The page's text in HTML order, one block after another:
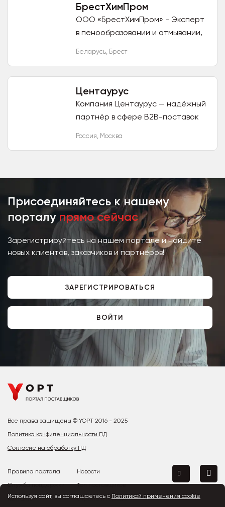
БрестХимПром
ООО «БрестХимПром» - Эксперт
в пенообразовании и отмывании,
производстве
моющих...
Беларусь, Брест
Центаурус
Компания Центаурус — надёжный
партнёр в сфере B2B-поставок
Россия, Москва
Присоединяйтесь к нашему
порталу прямо сейчас
Зарегистрируйтесь на нашем портале и найдите
новых клиентов, заказчиков и партнёров!
ЗАРЕГИСТРИРОВАТЬСЯ
ВОЙТИ
Все права защищены © YOPT 2016 - 2025
Политика конфиденциальности ПД
Согласие на обработку ПД
Правила портала
Служба поддержки
Контакты
Новости
Топ поставщиков
Страны и города
Используя сайт, вы соглашаетесь с Политикой применения cookie